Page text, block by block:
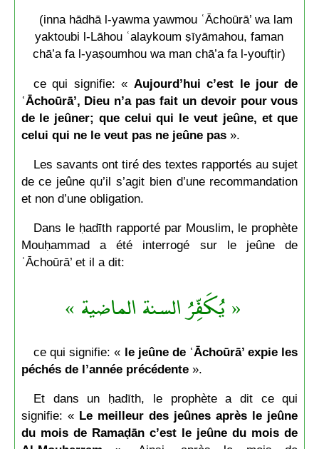
(inna hādhā l-yawma yawmou ʿĀchoūrā’ wa lam
yaktoubi l-Lāhou ʿalaykoum ṣīyāmahou, faman
chā’a fa l-yaṣoumhou wa man chā’a fa l-youfṭir)
ce qui signifie: « Aujourd’hui c’est le jour de
ʿĀchoūrā’, Dieu n’a pas fait un devoir pour vous
de le jeûner; que celui qui le veut jeûne, et que
celui qui ne le veut pas ne jeûne pas».
Les savants ont tiré des textes rapportés au sujet
de ce jeûne qu’il s’agit bien d’une recommandation
et non d’une obligation.
Dans le ḥadīth rapporté par Mouslim, le prophète
Mouḥammad a été interrogé sur le jeûne de
ʿĀchoūrā’ et il a dit:
« يُكَفِّرُ السنة الماضية »
ce qui signifie: « le jeûne de ʿĀchoūrā’ expie les
péchés de l’année précédente».
Et dans un ḥadīth, le prophète a dit ce qui
signifie: « Le meilleur des jeûnes après le jeûne
du mois de Ramaḍān c’est le jeûne du mois de